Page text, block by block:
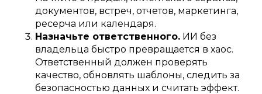
документов, встреч, отчетов, маркетинга,
ресерча или календаря.
Назначьте ответственного. ИИ без
владельца быстро превращается в хаос.
Ответственный должен проверять
качество, обновлять шаблоны, следить за
безопасностью данных и считать эффект.